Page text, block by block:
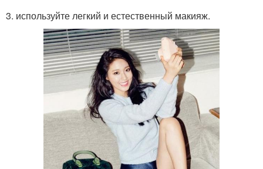
3. используйте легкий и естественный макияж.